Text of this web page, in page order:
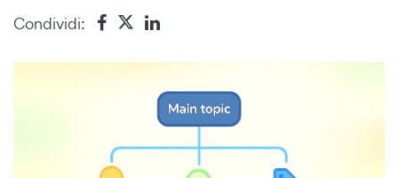
Condividi: